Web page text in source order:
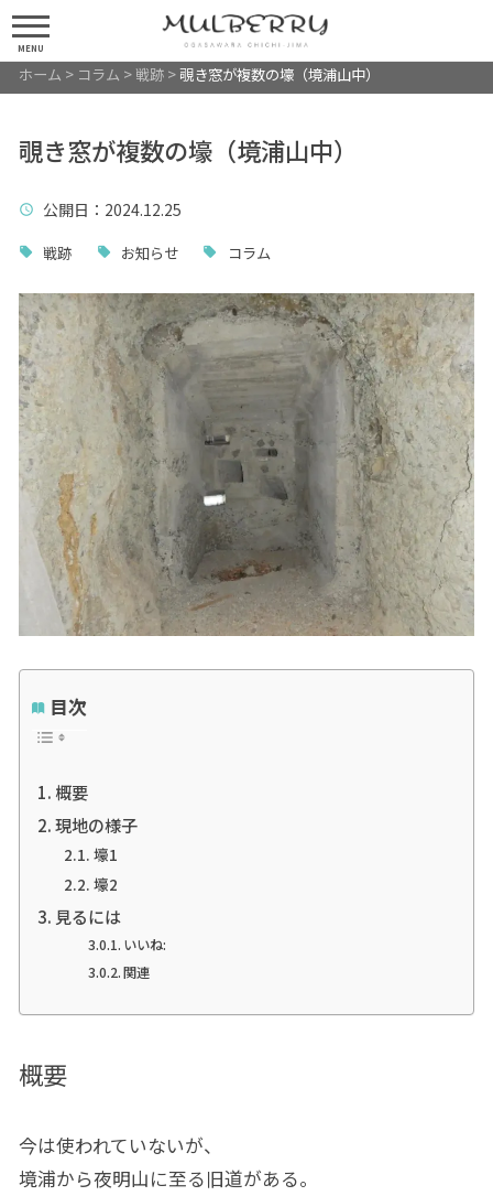
MENU
ホーム > コラム > 戦跡>覗き窓が複数の壕（境浦山中）
覗き窓が複数の壕（境浦山中）
公開日 ：2024.12.25
戦跡 お知らせ コラム
目次
概要
現地の様子
壕1
壕2
見るには
いいね:
関連
概要
今は使われていないが、
境浦から夜明山に至る旧道がある。